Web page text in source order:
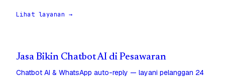
Lihat layanan →
Jasa Bikin Chatbot AI di Pesawaran
Chatbot AI & WhatsApp auto-reply — layani pelanggan 24